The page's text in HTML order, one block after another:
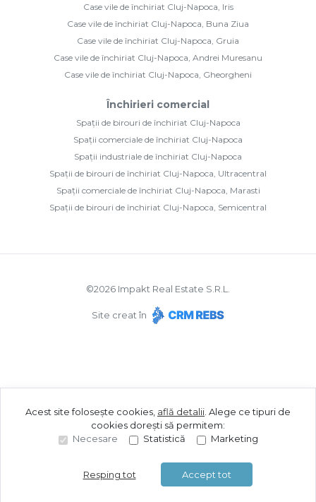
Case vile de închiriat Cluj-Napoca, Iris
Case vile de închiriat Cluj-Napoca, Buna Ziua
Case vile de închiriat Cluj-Napoca, Gruia
Case vile de închiriat Cluj-Napoca, Andrei Muresanu
Case vile de închiriat Cluj-Napoca, Gheorgheni
Închirieri comercial
Spații de birouri de închiriat Cluj-Napoca
Spații comerciale de închiriat Cluj-Napoca
Spații industriale de închiriat Cluj-Napoca
Spații de birouri de închiriat Cluj-Napoca, Ultracentral
Spații comerciale de închiriat Cluj-Napoca, Marasti
Spații de birouri de închiriat Cluj-Napoca, Semicentral
©2026 Impakt Real Estate S.R.L.
Site creat în
Acest site folosește cookies, află detalii Alege ce tipuri de
cookies dorești să permitem:
Necesare
Statistică Marketing
Resping tot Accept tot